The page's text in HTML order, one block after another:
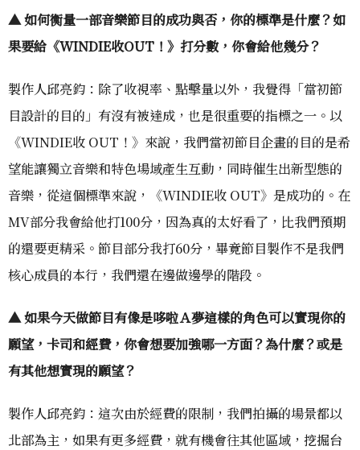
▲ 如何衡量一部音樂節目的成功與否，你的標準是什麼？如
果要給《WINDIE收OUT！》打分數，你會給他幾分？
製作人邱亮鈞：除了收視率、點擊量以外，我覺得「當初節
目設計的目的」有沒有被達成，也是很重要的指標之一。以
《WINDIE收 OUT！》來說，我們當初節目企畫的目的是希
望能讓獨立音樂和特色場域產生互動，同時催生出新型態的
音樂，從這個標準來說，《WINDIE收 OUT》是成功的。在
MV部分我會給他打100分，因為真的太好看了，比我們預期
的還要更精采。節目部分我打60分，畢竟節目製作不是我們
核心成員的本行，我們還在邊做邊學的階段。
▲ 如果今天做節目有像是哆啦Ａ夢這樣的角色可以實現你的
願望，卡司和經費，你會想要加強哪一方面？為什麼？或是
有其他想實現的願望？
製作人邱亮鈞：這次由於經費的限制，我們拍攝的場景都以
北部為主，如果有更多經費，就有機會往其他區域，挖掘台